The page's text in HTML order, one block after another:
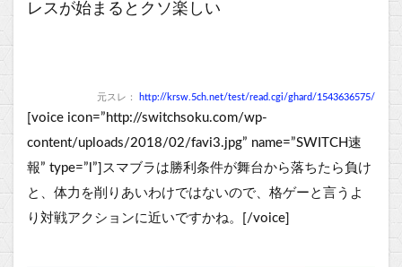
レスが始まるとクソ楽しい
元スレ： http://krsw.5ch.net/test/read.cgi/ghard/1543636575/
[voice icon=”http://switchsoku.com/wp-
content/uploads/2018/02/favi3.jpg” name=”SWITCH速
報” type=”l”]スマブラは勝利条件が舞台から落ちたら負け
と、体力を削りあいわけではないので、格ゲーと言うよ
り対戦アクションに近いですかね。[/voice]